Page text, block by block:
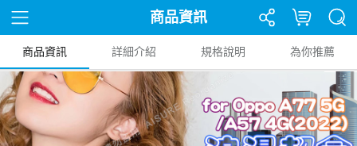
商品資訊
商品資訊 詳細介紹 規格說明 為你推薦